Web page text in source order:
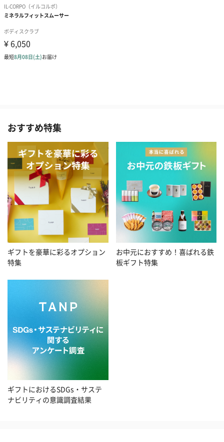
おすすめ特集
ギフトを豪華に彩るオプション
特集
お中元におすすめ！喜ばれる鉄
板ギフト特集
ギフトにおけるSDGs・サステ
ナビリティの意識調査結果